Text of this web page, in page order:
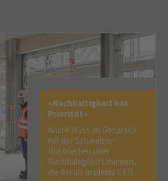
«Nachhaltigkeit hat
Priorität»
André Wyss im Gespräch
mit der Schweizer
Illustrierten über
Nachhaltigkeitsthemen,
die ihn als Implenia CEO